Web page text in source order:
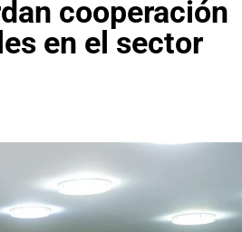
cooperación
en el sector